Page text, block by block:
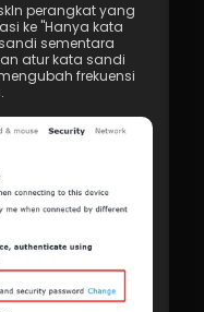
perangkat yang
ke "Hanya kata
sementara
atur kata sandi
frekuensi